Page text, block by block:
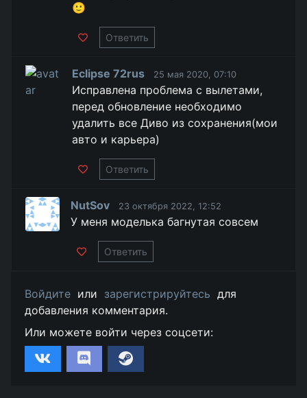
🙂
Ответить
Eclipse 72rus 25 мая 2020, 07:10
Исправлена проблема с вылетами,
перед обновление необходимо
удалить все Диво из сохранения(мои
авто и карьера)
Ответить
NutSov 23 октября 2022, 12:52
У меня моделька багнутая совсем
Ответить
Войдите или зарегистрируйтесь для
добавления комментария.
Или можете войти через соцсети: